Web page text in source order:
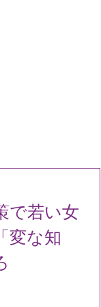
で若い女
変な知